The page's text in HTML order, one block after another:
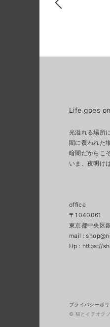
Life goes on
光溢れる場所
闇に覆われた
暗闇だからこ
いま、夜明け
office
〒1040061
東京都中央区
mail :
プライバシーポ
© 猫とイチオク